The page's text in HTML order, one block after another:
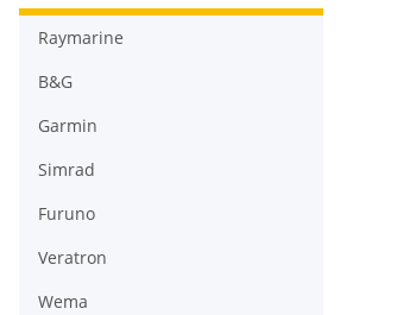
Raymarine
B&G
Garmin
Simrad
Furuno
Veratron
Wema